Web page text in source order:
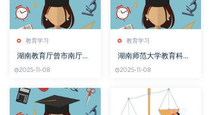
教育学习
湖南教育厅曾市南厅长
2025-11-08
教育学习
湖南师范大学教育科学
2025-11-08